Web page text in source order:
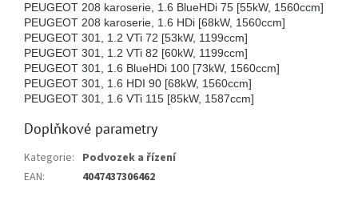
PEUGEOT 208 karoserie, 1.6 BlueHDi 75 [55kW, 1560ccm]
PEUGEOT 208 karoserie, 1.6 HDi [68kW, 1560ccm]
PEUGEOT 301, 1.2 VTi 72 [53kW, 1199ccm]
PEUGEOT 301, 1.2 VTi 82 [60kW, 1199ccm]
PEUGEOT 301, 1.6 BlueHDi 100 [73kW, 1560ccm]
PEUGEOT 301, 1.6 HDI 90 [68kW, 1560ccm]
PEUGEOT 301, 1.6 VTi 115 [85kW, 1587ccm]
Doplňkové parametry
Kategorie: Podvozek a řízení
EAN: 4047437306462